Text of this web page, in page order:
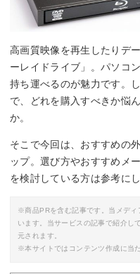
高画質映像を再生したりデ
ーレイドライブ」。パソコ
持ち運べるのが魅力です。
で、どれを購入すべきか悩
か。
そこで今回は、おすすめの
ップ。選び方やおすすめメ
を検討している方は参考に
※商品PRを含む記事です。当メディ
います。当サービスの記事で紹介し
元されます。
※本サイトではコンテンツ作成に当